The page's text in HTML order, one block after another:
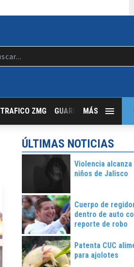
TRAFICO ZMG GUARDIA NOCTURNA
MÁS
ÚLTIMAS NOTICIAS
Violencia alcanza
niños de Jalisco
Cuerpo de
dentro de auto
reporte de robo
Patenta CUC
para ajolotes